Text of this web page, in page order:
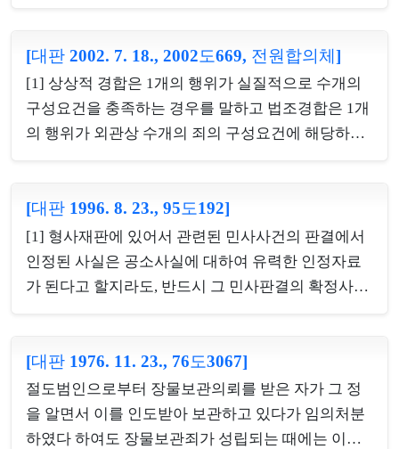
런 변동이 없으므로 장물로서의 성질은 그대로 유지
된다고 봄이 상당하고, 자기앞수표도 그 액면금을 즉
시 지급받을 수 있는 등 현금에 대신하는 기능을 가지
고 거래상 ...
한 바 없다 하더라도 법원은 그 가액의 추징을 명하여
야 하지만, 다만 그 추징의 범위에 관하여는 피고인을
기준으로 하여 그가 취급한 범위 내에서 의약품 가액
전액의 추징을 명하면 되는 것이지 동일한 의약품을
은 아니다. [2] 히로뽕을 수수하여 그 중 일부를 직접
투약한 경우에는 수수한 히로뽕의 가액만을 추징할
수 있고 직접 투약한 부분에 대한 가액을 별도로 추징
할 수 없다...
[대판 2002. 7. 18., 2002도669, 전원합의체]
[1] 상상적 경합은 1개의 행위가 실질적으로 수개의
구성요건을 충족하는 경우를 말하고 법조경합은 1개
의 행위가 외관상 수개의 죄의 구성요건에 해당하는
건적 평가와 보호법익의 측면에서 고찰하여 판단하
여야 한다. [2] 업무상배임행위에 사기행위가 수반된
때의 죄수 관계에 관하여 보면, 사기죄는 사람을 기망
하여 재물의 교부를 받거나 재산상의 이익을 취득하
배 행위가 당연히 포함된다고 할 수도 없으며, 업무상
배임죄는 업무상 타인의 사무를 처리하는 자가 그 업
무상의 임무에 위배하는 행위로써 재산상의 이익을
취득하거나 제3...
[대판 1996. 8. 23., 95도192]
[1] 형사재판에 있어서 관련된 민사사건의 판결에서
인정된 사실은 공소사실에 대하여 유력한 인정자료
가 된다고 할지라도, 반드시 그 민사판결의 확정사실
술함으로써 성립하는 것이므로 그 진술이 객관적 사
실과 부합하지 않는다고 하여 그 증언이 곧바로 위증
이라고 단정할 수는 없다. [3] 회사 직원이 업무와 관
련하여 다른 사람이 작성한 회사의 문서를 복사기를
[대판 1976. 11. 23., 76도3067]
절도범인으로부터 장물보관의뢰를 받은 자가 그 정
을 알면서 이를 인도받아 보관하고 있다가 임의처분
하였다 하여도 장물보관죄가 성립되는 때에는 이미